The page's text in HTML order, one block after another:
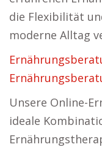
die Flexibilität
moderne Alltag
Unsere Online-
ideale